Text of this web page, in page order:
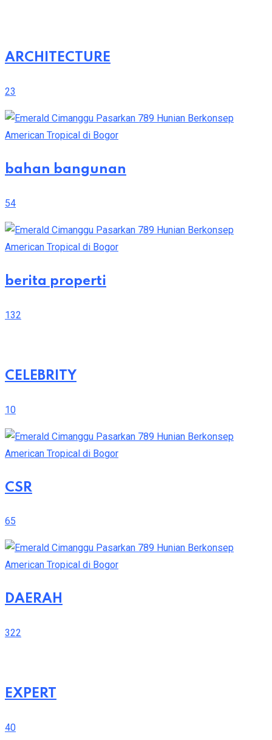
ARCHITECTURE
23
bahan bangunan
54
berita properti
132
CELEBRITY
10
CSR
65
DAERAH
322
EXPERT
40